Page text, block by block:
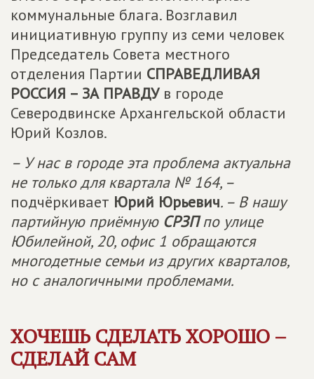
коммунальные блага. Возглавил
инициативную группу из семи человек
Председатель Совета местного
отделения Партии СПРАВЕДЛИВАЯ
РОССИЯ – ЗА ПРАВДУв городе
Северодвинске Архангельской области
Юрий Козлов.
– У нас в городе эта проблема актуальна
не только для квартала № 164, –
подчёркивает Юрий Юрьевич. – В нашу
партийную приёмную СРЗПпо улице
Юбилейной, 20, офис 1 обращаются
многодетные семьи из других кварталов,
но с аналогичными проблемами.
ХОЧЕШЬ СДЕЛАТЬ ХОРОШО –
СДЕЛАЙ САМ